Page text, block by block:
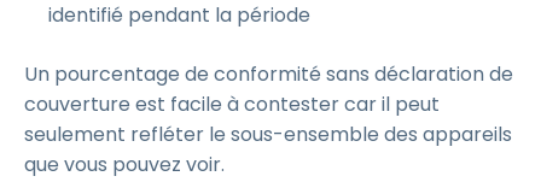
identifié pendant la période
Un pourcentage de conformité sans déclaration de
couverture est facile à contester car il peut
seulement refléter le sous-ensemble des appareils
que vous pouvez voir.